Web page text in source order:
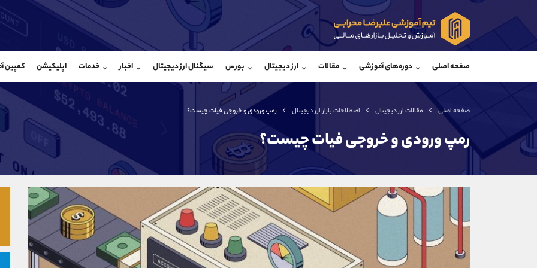
صفحه اصلی دوره‌های آموزشی مقالات ارز دیجیتال بورس سیگنال ارز دیجیتال اخبار خدمات اپلیکیشن کمپین
صفحه اصلی مقالات ارز دیجیتال اصطلاحات بازار ارز دیجیتال رمپ ورودی و خروجی فیات چیست؟
رمپ ورودی و خروجی فیات چیست؟
@Armteam_admin_104
داخلی
واتساپ شروع گفتگو
@Armteam_admin_33
واتساپ شروع
تلفن
بدون پیش شماره
اینستاگرام
کانال تلگرام
کانال بله